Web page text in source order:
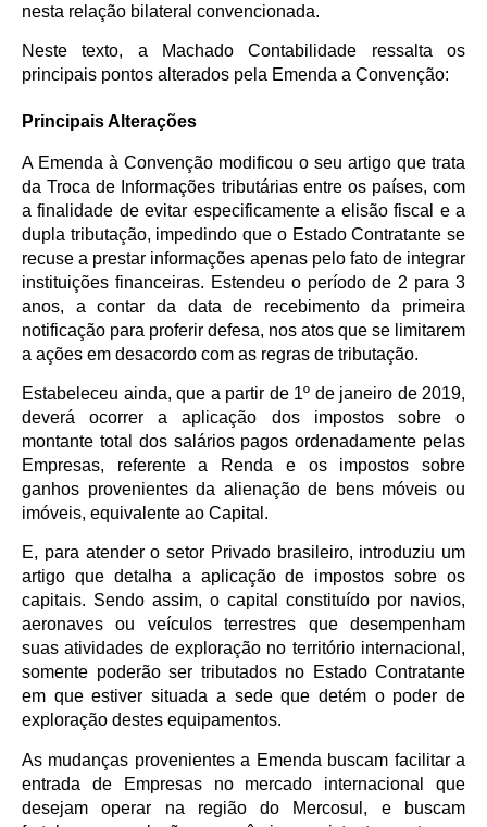
nesta relação bilateral convencionada.
Neste texto, a Machado Contabilidade ressalta os
principais pontos alterados pela Emenda a Convenção:
Principais Alterações
A Emenda à Convenção modificou o seu artigo que trata
da Troca de Informações tributárias entre os países, com
a finalidade de evitar especificamente a elisão fiscal e a
dupla tributação, impedindo que o Estado Contratante se
recuse a prestar informações apenas pelo fato de integrar
instituições financeiras. Estendeu o período de 2 para 3
anos, a contar da data de recebimento da primeira
notificação para proferir defesa, nos atos que se limitarem
a ações em desacordo com as regras de tributação.
Estabeleceu ainda, que a partir de 1º de janeiro de 2019,
deverá ocorrer a aplicação dos impostos sobre o
montante total dos salários pagos ordenadamente pelas
Empresas, referente a Renda e os impostos sobre
ganhos provenientes da alienação de bens móveis ou
imóveis, equivalente ao Capital.
E, para atender o setor Privado brasileiro, introduziu um
artigo que detalha a aplicação de impostos sobre os
capitais. Sendo assim, o capital constituído por navios,
aeronaves ou veículos terrestres que desempenham
suas atividades de exploração no território internacional,
somente poderão ser tributados no Estado Contratante
em que estiver situada a sede que detém o poder de
exploração destes equipamentos.
As mudanças provenientes a Emenda buscam facilitar a
entrada de Empresas no mercado internacional que
desejam operar na região do Mercosul, e buscam